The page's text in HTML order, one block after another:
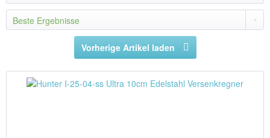
Vorherige Artikel laden